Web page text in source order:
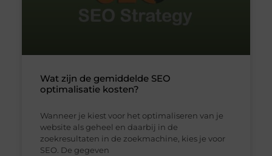
Wat zijn de gemiddelde SEO
optimalisatie kosten?
Wanneer je kiest voor het optimaliseren van je
website als geheel en daarbij in de
zoekresultaten in de zoekmachine, kies je voor
SEO. De gegeven